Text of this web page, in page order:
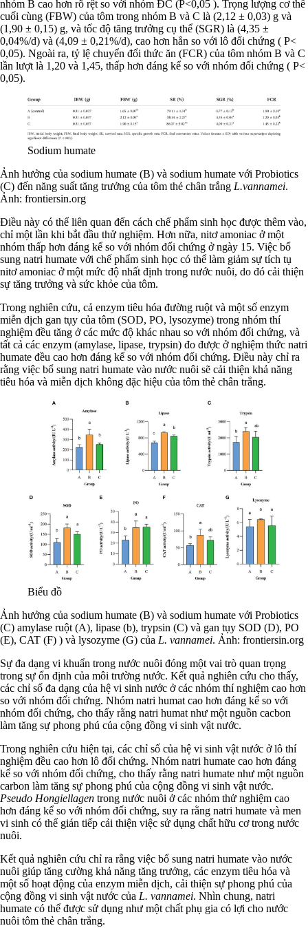
nhóm B cao hơn rõ rệt so với nhóm ĐC (P<0,05 ). Trọng lượng cơ thể
cuối cùng (FBW) của tôm trong nhóm B và C là (2,12 ± 0,03) g và
(1,90 ± 0,15) g, và tốc độ tăng trưởng cụ thể (SGR) là (4,35 ±
0,04%/d) và (4,09 ± 0,21%/d), cao hơn hẳn so với lô đối chứng ( P<
0,05). Ngoài ra, tỷ lệ chuyển đổi thức ăn (FCR) của tôm nhóm B và C
lần lượt là 1,20 và 1,45, thấp hơn đáng kể so với nhóm đối chứng ( P<
0,05).
Sodium humate
Ảnh hưởng của sodium humate (B) và sodium humate với Probiotics
(C) đến năng suất tăng trưởng của tôm thẻ chân trắng L.vannamei.
Ảnh: frontiersin.org
Điều này có thể liên quan đến cách chế phẩm sinh học được thêm vào,
chỉ một lần khi bắt đầu thử nghiệm. Hơn nữa, nitơ amoniac ở một
nhóm thấp hơn đáng kể so với nhóm đối chứng ở ngày 15. Việc bổ
sung natri humate với chế phẩm sinh học có thể làm giảm sự tích tụ
nitơ amoniac ở một mức độ nhất định trong nước nuôi, do đó cải thiện
sự tăng trưởng và sức khỏe của tôm.
Trong nghiên cứu, cả enzym tiêu hóa đường ruột và một số enzym
miễn dịch gan tụy của tôm (SOD, PO, lysozyme) trong nhóm thí
nghiệm đều tăng ở các mức độ khác nhau so với nhóm đối chứng, và
tất cả các enzym (amylase, lipase, trypsin) đo được ở nghiệm thức natri
humate đều cao hơn đáng kể so với nhóm đối chứng. Điều này chỉ ra
rằng việc bổ sung natri humate vào nước nuôi sẽ cải thiện khả năng
tiêu hóa và miễn dịch không đặc hiệu của tôm thẻ chân trắng.
Biểu đồ
Ảnh hưởng của sodium humate (B) và sodium humate với Probiotics
(C) amylase ruột (A), lipase (b), trypsin (C) và gan tụy SOD (D), PO
(E), CAT (F) ) và lysozyme (G) của L. vannamei. Ảnh: frontiersin.org
Sự đa dạng vi khuẩn trong nước nuôi đóng một vai trò quan trọng
trong sự ổn định của môi trường nước. Kết quả nghiên cứu cho thấy,
các chỉ số đa dạng của hệ vi sinh nước ở các nhóm thí nghiệm cao hơn
so với nhóm đối chứng. Nhóm natri humat cao hơn đáng kể so với
nhóm đối chứng, cho thấy rằng natri humat như một nguồn cacbon
làm tăng sự phong phú của cộng đồng vi sinh vật nước.
Trong nghiên cứu hiện tại, các chỉ số của hệ vi sinh vật nước ở lô thí
nghiệm đều cao hơn lô đối chứng. Nhóm natri humate cao hơn đáng
kể so với nhóm đối chứng, cho thấy rằng natri humate như một nguồn
carbon làm tăng sự phong phú của cộng đồng vi sinh vật nước.
Pseudo Hongiellagen trong nước nuôi ở các nhóm thử nghiệm cao
hơn đáng kể so với nhóm đối chứng, suy ra rằng natri humate và men
vi sinh có thể gián tiếp cải thiện việc sử dụng chất hữu cơ trong nước
nuôi.
Kết quả nghiên cứu chỉ ra rằng việc bổ sung natri humate vào nước
nuôi giúp tăng cường khả năng tăng trưởng, các enzym tiêu hóa và
một số hoạt động của enzym miễn dịch, cải thiện sự phong phú của
cộng đồng vi sinh vật nước của L. vannamei. Nhìn chung, natri
humate có thể được sử dụng như một chất phụ gia có lợi cho nước
nuôi tôm thẻ chân trắng.